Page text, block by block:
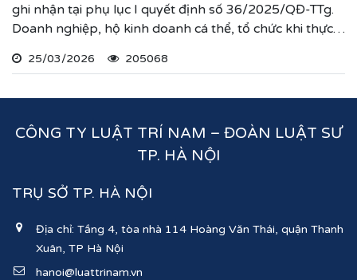
ghi nhận tại phụ lục I quyết định số 36/2025/QĐ-TTg.
Doanh nghiệp, hộ kinh doanh cá thể, tổ chức khi thực
ghi nhận lĩnh vực hoạt động, ngành nghề kinh doanh
25/03/2026 205068
CÔNG TY LUẬT TRÍ NAM – ĐOÀN LUẬT SƯ
TP. HÀ NỘI
TRỤ SỞ TP. HÀ NỘI
Địa chỉ: Tầng 4, tòa nhà 114 Hoàng Văn Thái, quận Thanh
Xuân, TP Hà Nội
hanoi@luattrinam.vn